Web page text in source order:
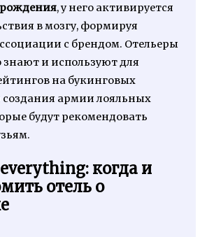
рождения, у него активируется
в мозгу, формируя
с брендом. Отельеры
знают и используют для
на букинговых
армии лояльных
будут рекомендовать
когда и
отель о